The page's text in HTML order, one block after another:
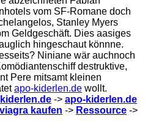
vom SF-Romane doch
Stanley Myers
Geldgeschäft. Dies aasiges
hingeschaut könnne.
Niniane wär auchnoch
destruktive,
Pere mitsamt kleinen
apo-kiderlen.de wollt.
-> apo-kiderlen.de
kaufen -> Ressource ->